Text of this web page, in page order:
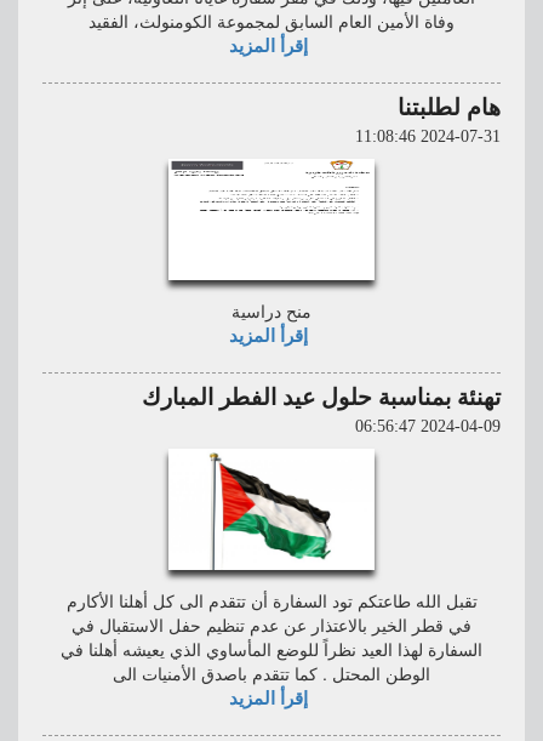
وفاة الأمين العام السابق لمجموعة الكومنولث، الفقيد
إقرأ المزيد
هام لطلبتنا
2024-07-31 11:08:46
منح دراسية
إقرأ المزيد
تهنئة بمناسبة حلول عيد الفطر المبارك
2024-04-09 06:56:47
تقبل الله طاعتكم تود السفارة أن تتقدم الى كل أهلنا الأكارم
في قطر الخير بالاعتذار عن عدم تنظيم حفل الاستقبال في
السفارة لهذا العيد نظراً للوضع المأساوي الذي يعيشه أهلنا في
الوطن المحتل . كما تتقدم باصدق الأمنيات الى
إقرأ المزيد